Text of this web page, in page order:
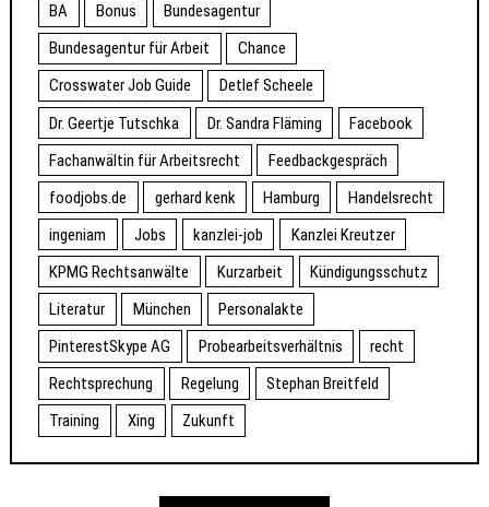
BA
Bonus
Bundesagentur
Bundesagentur für Arbeit
Chance
Crosswater Job Guide
Detlef Scheele
Dr. Geertje Tutschka
Dr. Sandra Fläming
Facebook
Fachanwältin für Arbeitsrecht
Feedbackgespräch
foodjobs.de
gerhard kenk Hamburg
Handelsrecht
ingeniam
Jobs kanzlei-job
Kanzlei Kreutzer
KPMG Rechtsanwälte
Kurzarbeit
Kündigungsschutz
Literatur
München
Personalakte
PinterestSkype AG
Probearbeitsverhältnis
recht
Rechtsprechung
Regelung
Stephan Breitfeld
Training
Xing Zukunft